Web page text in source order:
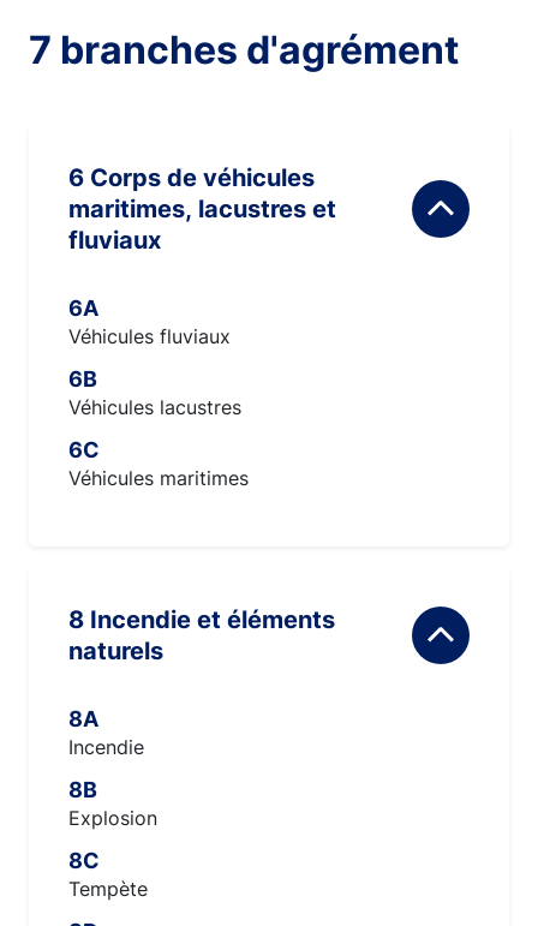
7 branches d'agrément
6 Corps de véhicules
maritimes, lacustres et
fluviaux
6A
Véhicules fluviaux
6B
Véhicules lacustres
6C
Véhicules maritimes
8 Incendie et éléments
naturels
8A
Incendie
8B
Explosion
8C
Tempète